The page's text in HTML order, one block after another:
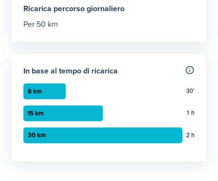
Ricarica percorso giornaliero
Per 50 km
In base al tempo di ricarica